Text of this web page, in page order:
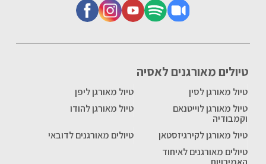
טיולים מאורגנים לאסיה
טיול מאורגן לסין
טיול מאורגן ליפן
טיול מאורגן לוייטנאם
וקמבודיה
טיול מאורגן להודו
טיול מאורגן לקירגיזסטאן
טיולים מאורגנים לדובאי
טיולים מאורגנים לאיחוד